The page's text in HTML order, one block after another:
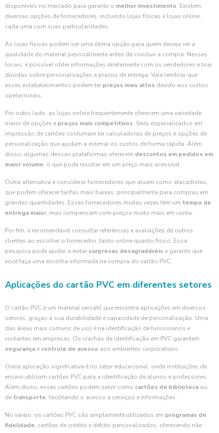
disponíveis no mercado para garantir o melhor investimento. Existem
diversas opções de fornecedores, incluindo lojas físicas e lojas online,
cada uma com suas particularidades.
As lojas físicas podem ser uma ótima opção para quem deseja ver a
qualidade do material pessoalmente antes de concluir a compra. Nesses
locais, é possível obter informações diretamente com os vendedores e tirar
dúvidas sobre personalizações e prazos de entrega. Vale lembrar que
esses estabelecimentos podem ter preços mais altos devido aos custos
operacionais.
Por outro lado, as lojas online frequentemente oferecem uma variedade
maior de opções e preços mais competitivos. Sites especializados em
impressão de cartões costumam ter calculadoras de preços e opções de
personalização que ajudam a estimar os custos de forma rápida. Além
disso, algumas dessas plataformas oferecem descontos em pedidos em
maior volume, o que pode resultar em um preço mais acessível.
Outra alternativa é considerar fornecedores que atuam como atacadistas,
que podem oferecer tarifas mais baixas, principalmente para compras em
grandes quantidades. Esses fornecedores muitas vezes têm um tempo de
entrega maior, mas compensam com preços muito mais em conta.
Por fim, é recomendável consultar referências e avaliações de outros
clientes ao escolher o fornecedor, tanto online quanto físico. Essa
pesquisa pode ajudar a evitar surpresas desagradáveis e garantir que
você faça uma escolha informada na compra do cartão PVC.
Aplicações do cartão PVC em diferentes setores
O cartão PVC é um material versátil que encontra aplicações em diversos
setores, graças à sua durabilidade e capacidade de personalização. Uma
das áreas mais comuns de uso é na identificação de funcionários e
visitantes em empresas. Os crachás de identificação em PVC garantem
segurança e controle de acesso aos ambientes corporativos.
Outra aplicação significativa é no setor educacional, onde instituições de
ensino utilizam cartões PVC para a identificação de alunos e professores.
Além disso, esses cartões podem servir como cartões de biblioteca ou
de transporte, facilitando o acesso a serviços e informações.
No varejo, os cartões PVC são amplamente utilizados em programas de
fidelidade, cartões de crédito e débito personalizados, oferecendo não